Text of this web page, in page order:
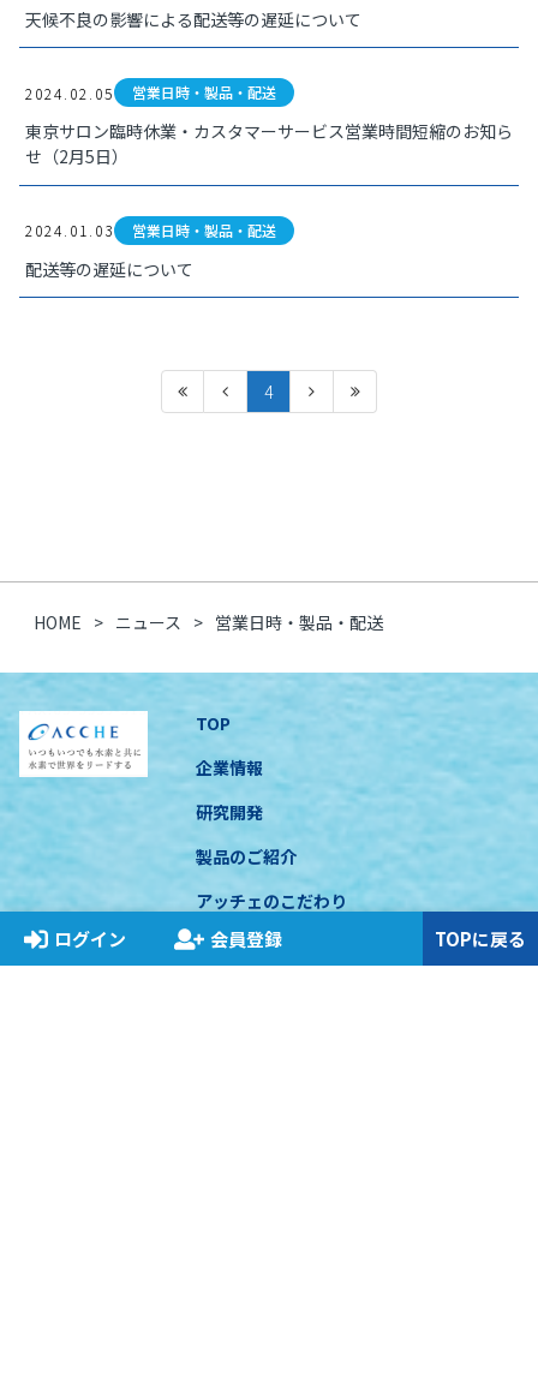
天候不良の影響による配送等の遅延について
営業日時・製品・配送
東京サロン臨時休業・カスタマーサービス営業時間短縮のお知ら
せ（2月5日）
2024.02.05
営業日時・製品・配送
配送等の遅延について
2024.01.03
4
HOME ニュース 営業日時・製品・配送
TOP
企業情報
研究開発
製品のご紹介
アッチェのこだわり
アッチェビジネスについて
ログイン 会員登録 TOPに戻る